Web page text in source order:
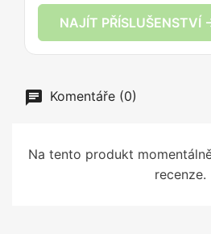
NAJÍT PŘÍSLUŠENSTVÍ
Komentáře (0)
Na tento produkt
recenze.